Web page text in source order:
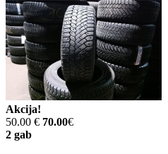
Akcija!
50.00 € 70.00€
2 gab